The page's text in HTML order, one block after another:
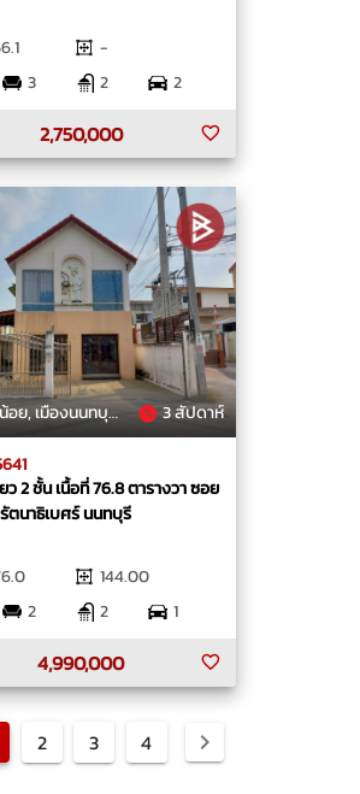
-
3 2
2
2,750,000
เมืองนนทบุรี, นนทบุรี 3 สัปดาห์
ว 2 ชั้น เนื้อที่ 76.8 ตารางวา ซอย
ตนาธิเบศร์ นนทบุรี
144.00
2 2
1
4,990,000
2 3 4